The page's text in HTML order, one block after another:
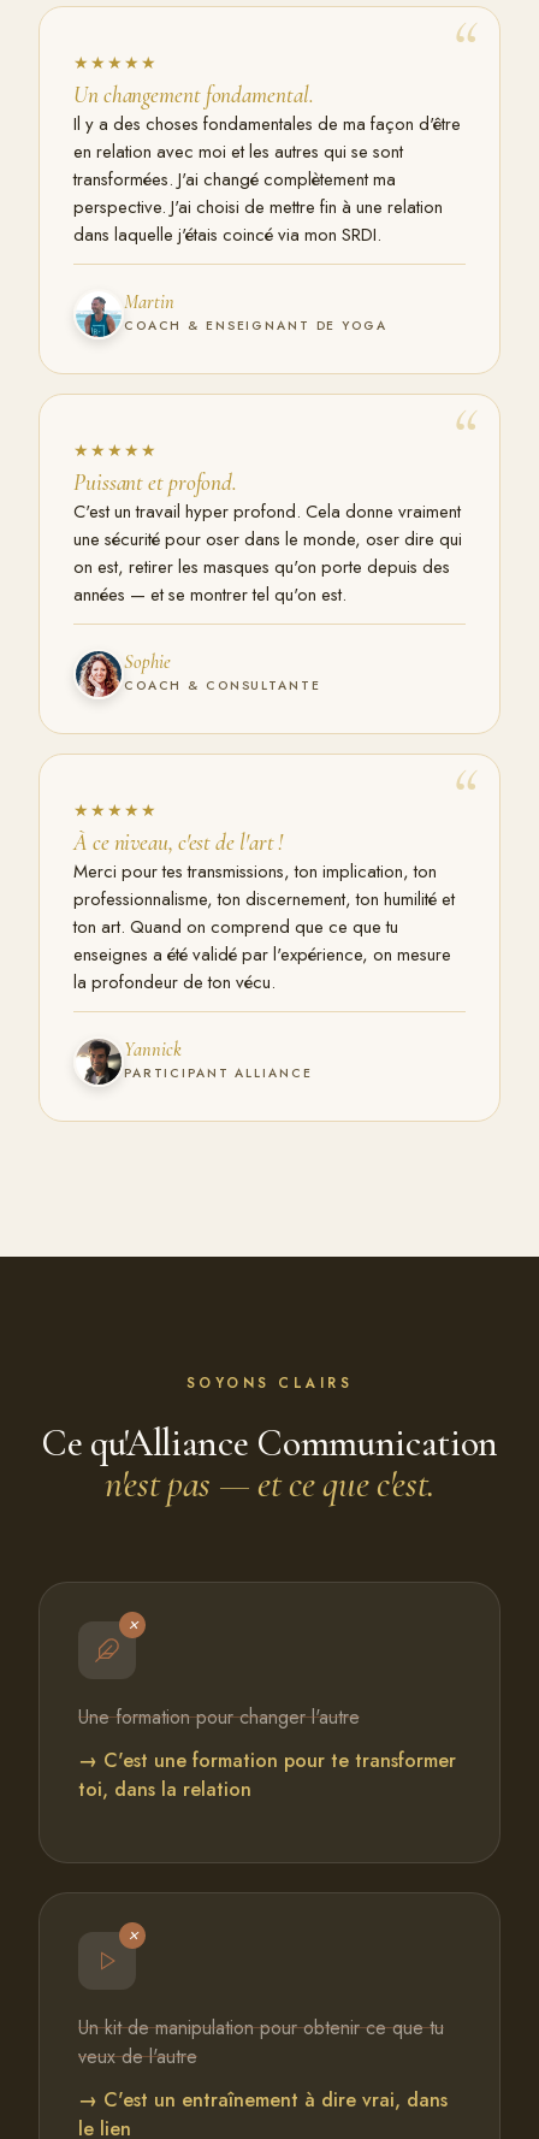
“
★★★★★
Un changement fondamental.
Il y a des choses fondamentales de ma façon d'être
en relation avec moi et les autres qui se sont
transformées. J'ai changé complètement ma
perspective. J'ai choisi de mettre fin à une relation
dans laquelle j'étais coincé via mon SRDI.
Martin
COACH & ENSEIGNANT DE YOGA
“
★★★★★
Puissant et profond.
C'est un travail hyper profond. Cela donne vraiment
une sécurité pour oser dans le monde, oser dire qui
on est, retirer les masques qu'on porte depuis des
années — et se montrer tel qu'on est.
Sophie
COACH & CONSULTANTE
“
★★★★★
À ce niveau, c'est de l'art !
Merci pour tes transmissions, ton implication, ton
professionnalisme, ton discernement, ton humilité et
ton art. Quand on comprend que ce que tu
enseignes a été validé par l'expérience, on mesure
la profondeur de ton vécu.
Yannick
PARTICIPANT ALLIANCE
SOYONS CLAIRS
Ce qu'Alliance Communication
n'est pas — et ce que c'est.
Une formation pour changer l'autre
C'est une formation pour te transformer
toi, dans la relation
Un kit de manipulation pour obtenir ce que tu
veux de l'autre
C'est un entraînement à dire vrai, dans
le lien